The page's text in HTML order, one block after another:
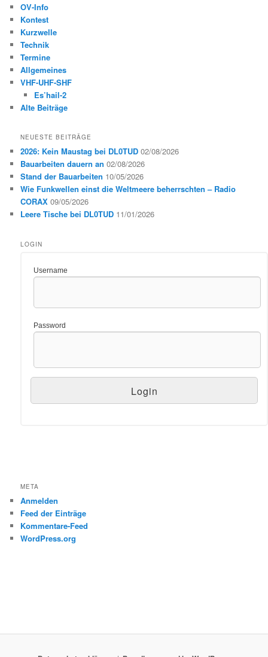
OV-Info
Kontest
Kurzwelle
Technik
Termine
Allgemeines
VHF-UHF-SHF
Es’hail-2
Alte Beiträge
NEUESTE BEITRÄGE
2026: Kein Maustag bei DL0TUD 02/08/2026
Bauarbeiten dauern an 02/08/2026
Stand der Bauarbeiten 10/05/2026
Wie Funkwellen einst die Weltmeere beherrschten – Radio
CORAX 09/05/2026
Leere Tische bei DL0TUD 11/01/2026
LOGIN
Username
Password
META
Anmelden
Feed der Einträge
Kommentare-Feed
WordPress.org